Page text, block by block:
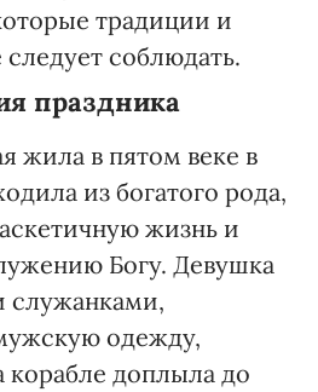
традиции и
соблюдать.
праздника
жила в пятом веке в
из богатого рода,
жизнь и
Богу. Девушка
служанками,
одежду,
доплыла до